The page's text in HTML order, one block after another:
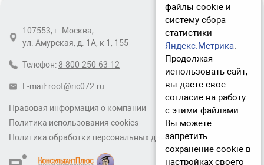
Правовая информация о компании
Политика использования cookies
Политика обработки персональных данных
107553, г. Москва,
ул. Амурская, д. 1А, к 1, 155
Телефон: 8-800-250-63-12
E-mail: root@ric072.ru
файлы cookie и
систему сбора
статистики
Яндекс.Метрика.
Продолжая
использовать сайт,
вы даете свое
согласие на работу
с этими файлами.
Вы можете
запретить
сохранение cookie в
настройках своего